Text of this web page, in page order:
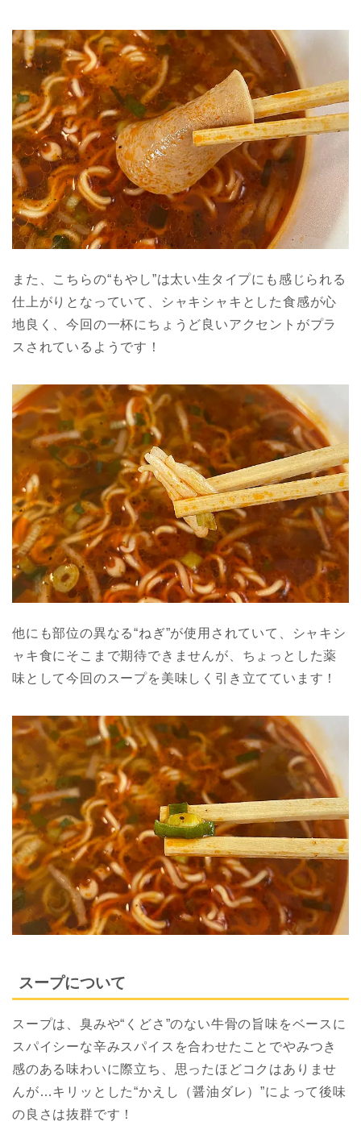
また、こちらの“もやし”は太い生タイプにも感じられる
仕上がりとなっていて、シャキシャキとした食感が心
地良く、今回の一杯にちょうど良いアクセントがプラ
スされているようです！
他にも部位の異なる“ねぎ”が使用されていて、シャキシ
ャキ食にそこまで期待できませんが、ちょっとした薬
味として今回のスープを美味しく引き立てています！
スープについて
スープは、臭みや“くどさ”のない牛骨の旨味をベースに
スパイシーな辛みスパイスを合わせたことでやみつき
感のある味わいに際立ち、思ったほどコクはありませ
んが…キリッとした“かえし（醤油ダレ）”によって後味
の良さは抜群です！